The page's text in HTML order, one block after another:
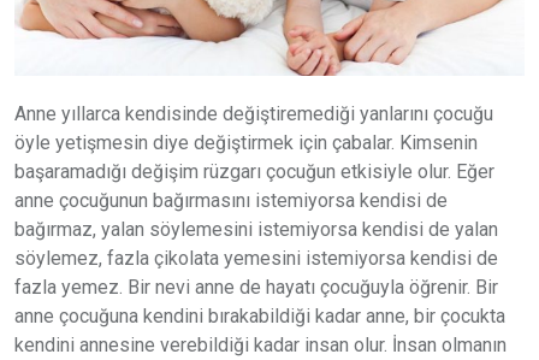
Anne yıllarca kendisinde değiştiremediği yanlarını çocuğu
öyle yetişmesin diye değiştirmek için çabalar. Kimsenin
başaramadığı değişim rüzgarı çocuğun etkisiyle olur. Eğer
anne çocuğunun bağırmasını istemiyorsa kendisi de
bağırmaz, yalan söylemesini istemiyorsa kendisi de yalan
söylemez, fazla çikolata yemesini istemiyorsa kendisi de
fazla yemez. Bir nevi anne de hayatı çocuğuyla öğrenir. Bir
anne çocuğuna kendini bırakabildiği kadar anne, bir çocukta
kendini annesine verebildiği kadar insan olur. İnsan olmanın